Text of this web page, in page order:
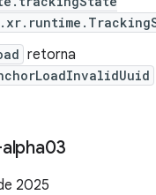
retorna
2025